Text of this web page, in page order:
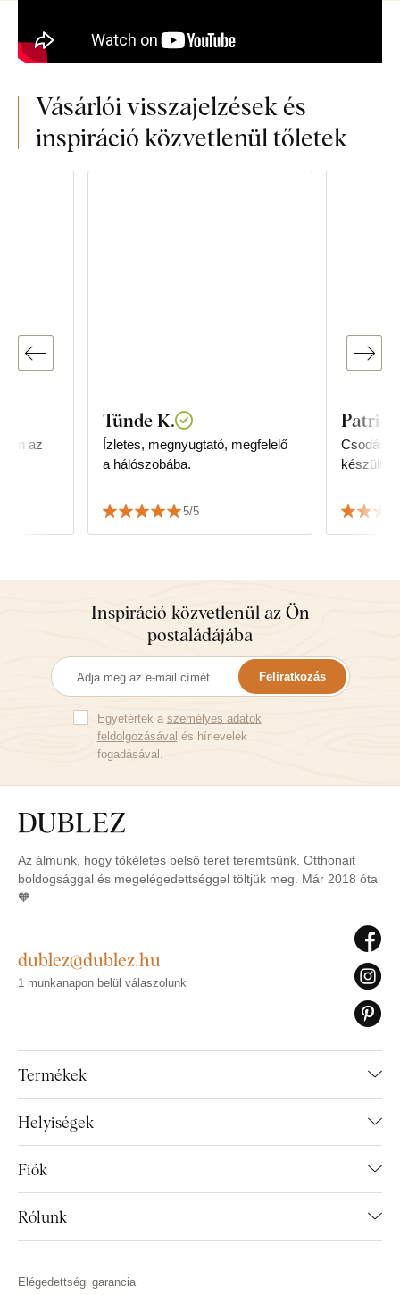
Vásárlói visszajelzések és
inspiráció közvetlenül tőletek
az
Tünde K.
Ízletes, megnyugtató, megfelelő
a hálószobába.
5/5
készült!
Inspiráció közvetlenül az Ön
postaládájába
Feliratkozás
Egyetértek a személyes adatok
feldolgozásával és hírlevelek
fogadásával.
Az álmunk, hogy tökéletes belső teret teremtsünk. Otthonait
boldogsággal és megelégedettséggel töltjük meg. Már 2018 óta
🧡
Termékek
Helyiségek
Fiók
Rólunk
dublez@dublez.hu
1 munkanapon belül válaszolunk
Elégedettségi garancia